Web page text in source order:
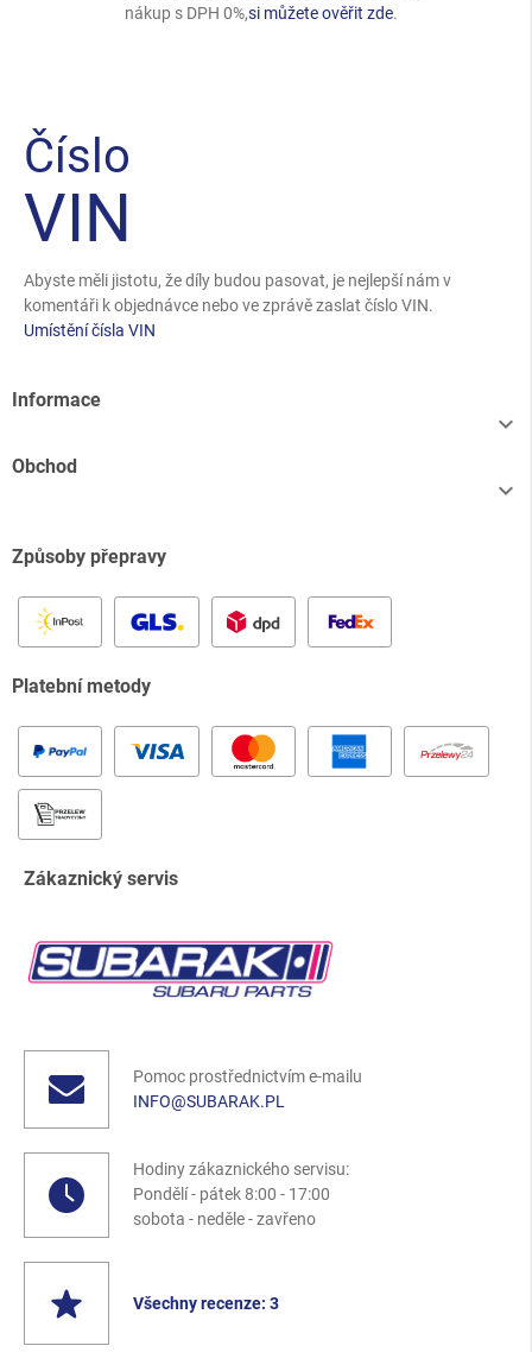
nákup s DPH 0%,si můžete ověřit zde.
Číslo
VIN
Abyste měli jistotu, že díly budou pasovat, je nejlepší nám v
komentáři k objednávce nebo ve zprávě zaslat číslo VIN.
Umístění čísla VIN
Informace

Obchod

Způsoby přepravy
Platební metody
Zákaznický servis
Pomoc prostřednictvím e-mailu
INFO@SUBARAK.PL
Hodiny zákaznického servisu:
Pondělí - pátek 8:00 - 17:00
sobota - neděle - zavřeno
Všechny recenze: 3